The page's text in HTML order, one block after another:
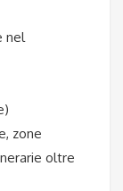
nel
zone
oltre